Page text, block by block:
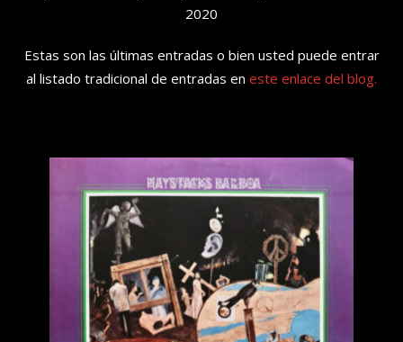
2020
Estas son las últimas entradas o bien usted puede entrar
al listado tradicional de entradas en este enlace del blog.